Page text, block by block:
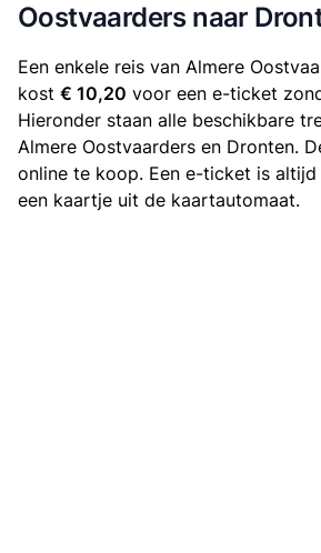
Oostvaarders naar
Een enkele reis van Almere
kost € 10,20 voor een e-ticket
Hieronder staan alle beschikbare
Almere Oostvaarders en Dronten.
online te koop. Een e-ticket is
een kaartje uit de kaartautomaat.